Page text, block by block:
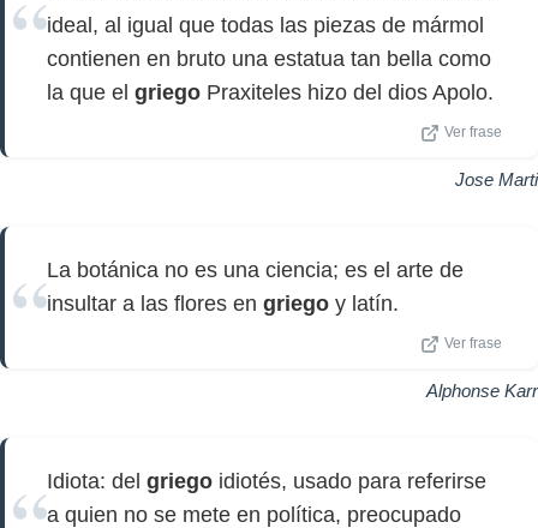
ideal, al igual que todas las piezas de mármol
contienen en bruto una estatua tan bella como
la que el griego Praxiteles hizo del dios Apolo.
Ver frase
Jose Marti
La botánica no es una ciencia; es el arte de
insultar a las flores en griego y latín.
Ver frase
Alphonse Karr
Idiota: del griego idiotés, usado para referirse
a quien no se mete en política, preocupado